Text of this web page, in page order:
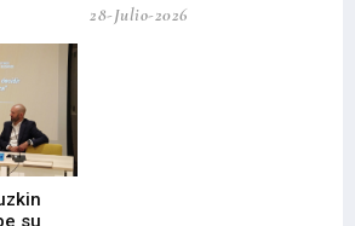
28-Julio-2026
su